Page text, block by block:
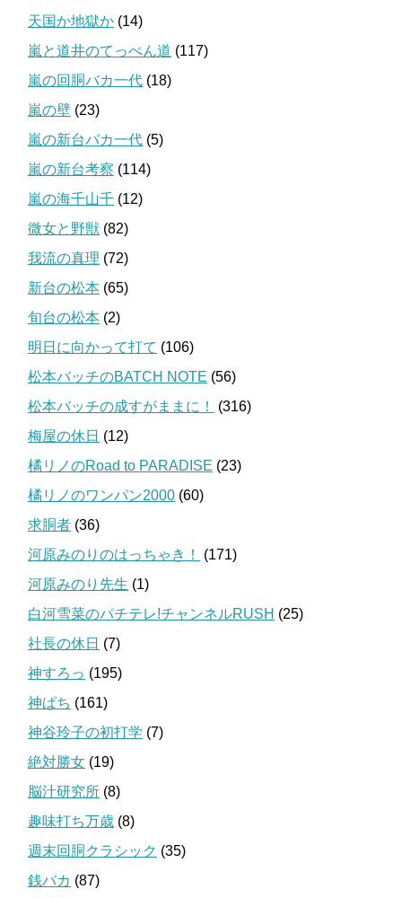
天国か地獄か (14)
嵐と道井のてっぺん道 (117)
嵐の回胴バカ一代 (18)
嵐の壁 (23)
嵐の新台バカ一代 (5)
嵐の新台考察 (114)
嵐の海千山千 (12)
微女と野獣 (82)
我流の真理 (72)
新台の松本 (65)
旬台の松本 (2)
明日に向かって打て (106)
松本バッチのBATCH NOTE (56)
松本バッチの成すがままに！
(316)
梅屋の休日 (12)
橘リノのRoad to PARADISE (23)
橘リノのワンパン2000 (60)
求胴者 (36)
河原みのりのはっちゃき！
(171)
河原みのり先生 (1)
白河雪菜のパチテレ!チャンネルRUSH (25)
社長の休日 (7)
神すろっ (195)
神ぱち (161)
神谷玲子の初打学 (7)
絶対勝女 (19)
脳汁研究所 (8)
趣味打ち万歳 (8)
週末回胴クラシック (35)
銭バカ (87)